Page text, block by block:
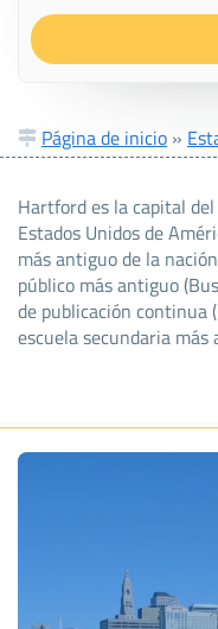
Página de inicio »
Hartford es la capital
Estados Unidos de
más antiguo de la
público más antiguo
de publicación continua
escuela secundaria más